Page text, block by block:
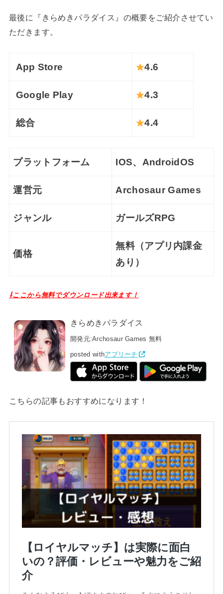
最後に『きらめきパラダイス』の概要をご紹介させてい
ただきます。
App Store 4.6
Google Play 4.3
総合 4.4
プラットフォーム IOS、AndroidOS
運営元 Archosaur Games
ジャンル ガールズRPG
価格
無料（アプリ内課金
あり）
⇩ここから無料でダウンロード出来ます！
きらめきパラダイス
開発元:Archosaur Games 無料
posted withアプリーチ
こちらの記事もおすすめになります！